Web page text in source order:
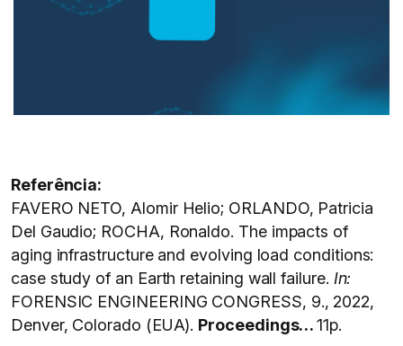
Referência:
FAVERO NETO, Alomir Helio; ORLANDO, Patricia
Del Gaudio; ROCHA, Ronaldo. The impacts of
aging infrastructure and evolving load conditions:
case study of an Earth retaining wall failure. In:
FORENSIC ENGINEERING CONGRESS, 9., 2022,
Denver, Colorado (EUA). Proceedings…11p.